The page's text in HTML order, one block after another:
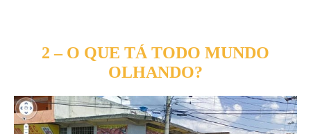
2 – O QUE TÁ TODO MUNDO
OLHANDO?